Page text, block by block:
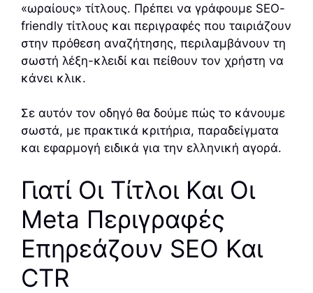
«ωραίους» τίτλους. Πρέπει να γράφουμε SEO-
friendly τίτλους και περιγραφές που ταιριάζουν
στην πρόθεση αναζήτησης, περιλαμβάνουν τη
σωστή λέξη-κλειδί και πείθουν τον χρήστη να
κάνει κλικ.
Σε αυτόν τον οδηγό θα δούμε πώς το κάνουμε
σωστά, με πρακτικά κριτήρια, παραδείγματα
και εφαρμογή ειδικά για την ελληνική αγορά.
Γιατί Οι Τίτλοι Και Οι
Meta Περιγραφές
Επηρεάζουν SEO Και
CTR